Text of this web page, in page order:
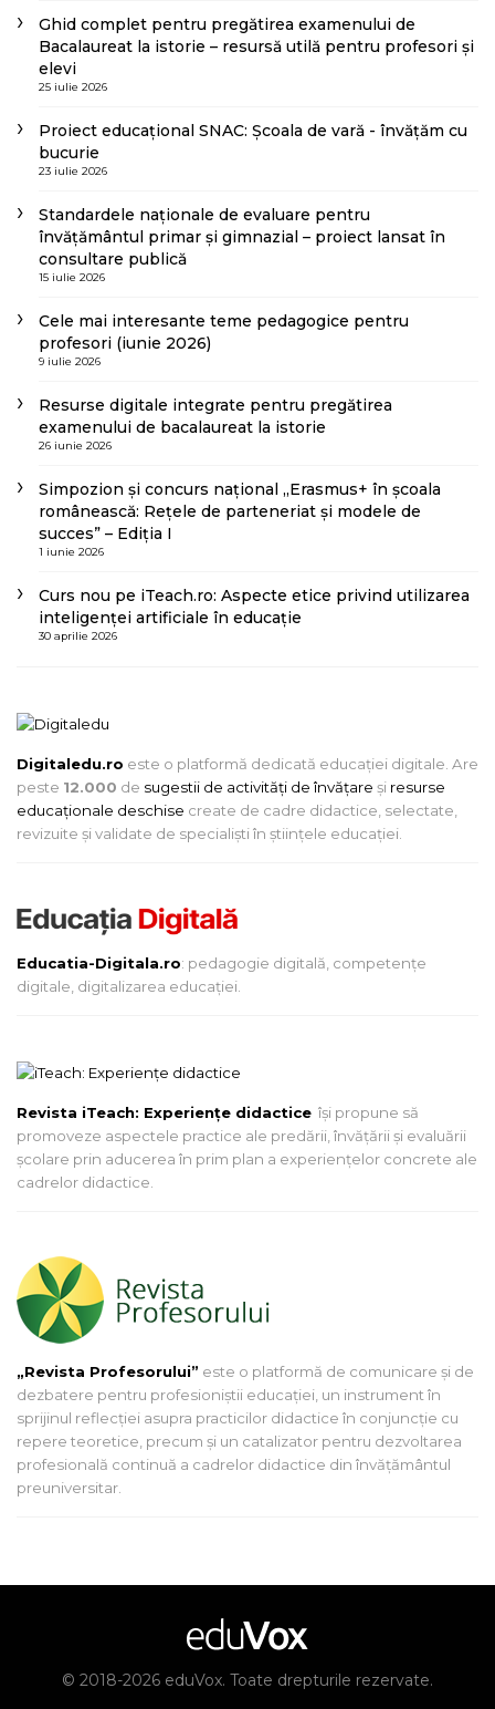
Ghid complet pentru pregătirea examenului de
Bacalaureat la istorie – resursă utilă pentru profesori și
elevi
25 iulie 2026
Proiect educațional SNAC: Școala de vară - învățăm cu
bucurie
23 iulie 2026
Standardele naționale de evaluare pentru
învățământul primar și gimnazial – proiect lansat în
consultare publică
15 iulie 2026
Cele mai interesante teme pedagogice pentru
profesori (iunie 2026)
9 iulie 2026
Resurse digitale integrate pentru pregătirea
examenului de bacalaureat la istorie
26 iunie 2026
Simpozion și concurs național „Erasmus+ în școala
românească: Rețele de parteneriat și modele de
succes” – Ediția I
1 iunie 2026
Curs nou pe iTeach.ro: Aspecte etice privind utilizarea
inteligenței artificiale în educație
30 aprilie 2026
Digitaledu.ro este o platformă dedicată educației digitale. Are
peste 12.000 de sugestii de activități de învățare și resurse
educaționale deschise create de cadre didactice, selectate,
revizuite și validate de specialiști în științele educației.
Educatia-Digitala.ro: pedagogie digitală, competențe
digitale, digitalizarea educației.
Revista iTeach: Experienţe didactice îşi propune să
promoveze aspectele practice ale predării, învăţării şi evaluării
şcolare prin aducerea în prim plan a experienţelor concrete ale
cadrelor didactice.
„Revista Profesorului” este o platformă de comunicare și de
dezbatere pentru profesioniștii educației, un instrument în
sprijinul reflecției asupra practicilor didactice în conjuncție cu
repere teoretice, precum și un catalizator pentru dezvoltarea
profesională continuă a cadrelor didactice din învățământul
preuniversitar.
© 2018-2026 eduVox. Toate drepturile rezervate.